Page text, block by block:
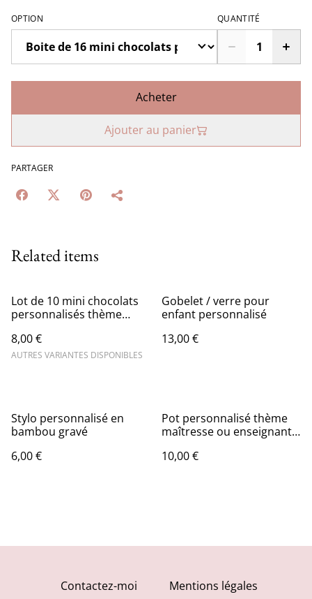
OPTION QUANTITÉ
Acheter
Ajouter au panier
PARTAGER
Related items
Lot de 10 mini chocolats
personnalisés thème
8,00 €
AUTRES VARIANTES DISPONIBLES
Gobelet / verre pour
enfant personnalisé
13,00 €
Stylo personnalisé en
bambou gravé
6,00 €
Pot personnalisé thème
maîtresse ou enseignant
10,00 €
Contactez-moi Mentions légales